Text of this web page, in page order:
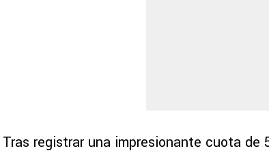
Tras registrar una impresionante cuota de